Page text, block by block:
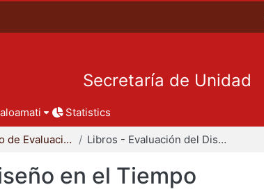
Secretaría de Unidad
Statistics
Departamento de Evaluación del Diseño en el Tiempo Libros - Evaluación del Diseño en el Tiempo
en el Tiempo